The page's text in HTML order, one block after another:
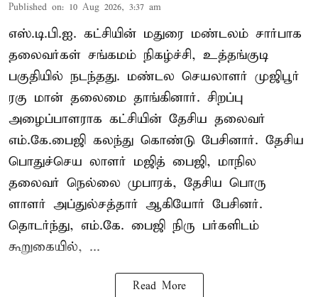
Published on: 10 Aug 2026, 3:37 am
எஸ்.டி.பி.ஐ. கட்சியின் மதுரை மண்டலம் சார்பாக
தலைவர்கள் சங்கமம் நிகழ்ச்சி, உத்தங்குடி
பகுதியில் நடந்தது. மண்டல செயலாளர் முஜிபூர்
ரகு மான் தலைமை தாங்கினார். சிறப்பு
அழைப்பாளராக கட்சியின் தேசிய தலைவர்
எம்.கே.பைஜி கலந்து கொண்டு பேசினார். தேசிய
பொதுச்செய லாளர் மஜித் பைஜி, மாநில
தலைவர் நெல்லை முபாரக், தேசிய பொரு
ளாளர் அப்துல்சத்தார் ஆகியோர் பேசினர்.
தொடர்ந்து, எம்.கே. பைஜி நிரு பர்களிடம்
கூறுகையில், ...
Read More